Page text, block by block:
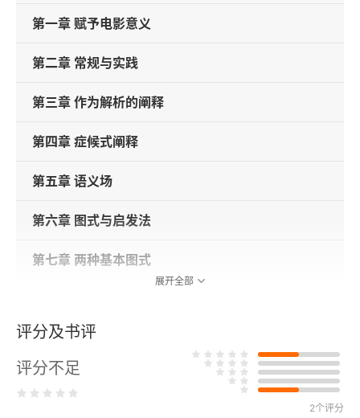
第一章 赋予电影意义
第二章 常规与实践
第三章 作为解析的阐释
第四章 症候式阐释
第五章 语义场
第六章 图式与启发法
第七章 两种基本图式
第九章 作为修辞的阐释
第十章 修辞的运用：《精神病患者》的七种解读模
式
展开全部
评分及书评
评分不足
2个评分